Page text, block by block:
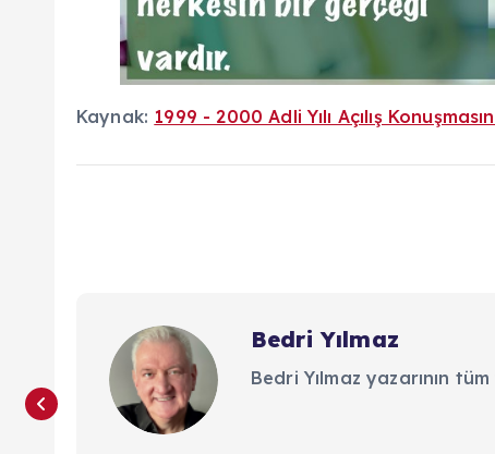
Kaynak: 1999 - 2000 Adli Yılı Açılış
Bedri Yılmaz
Bedri Yılmaz yazarının